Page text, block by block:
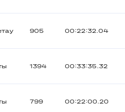
905 00:22:32.04
1394 00:33:35.32
799 00:22:00.20